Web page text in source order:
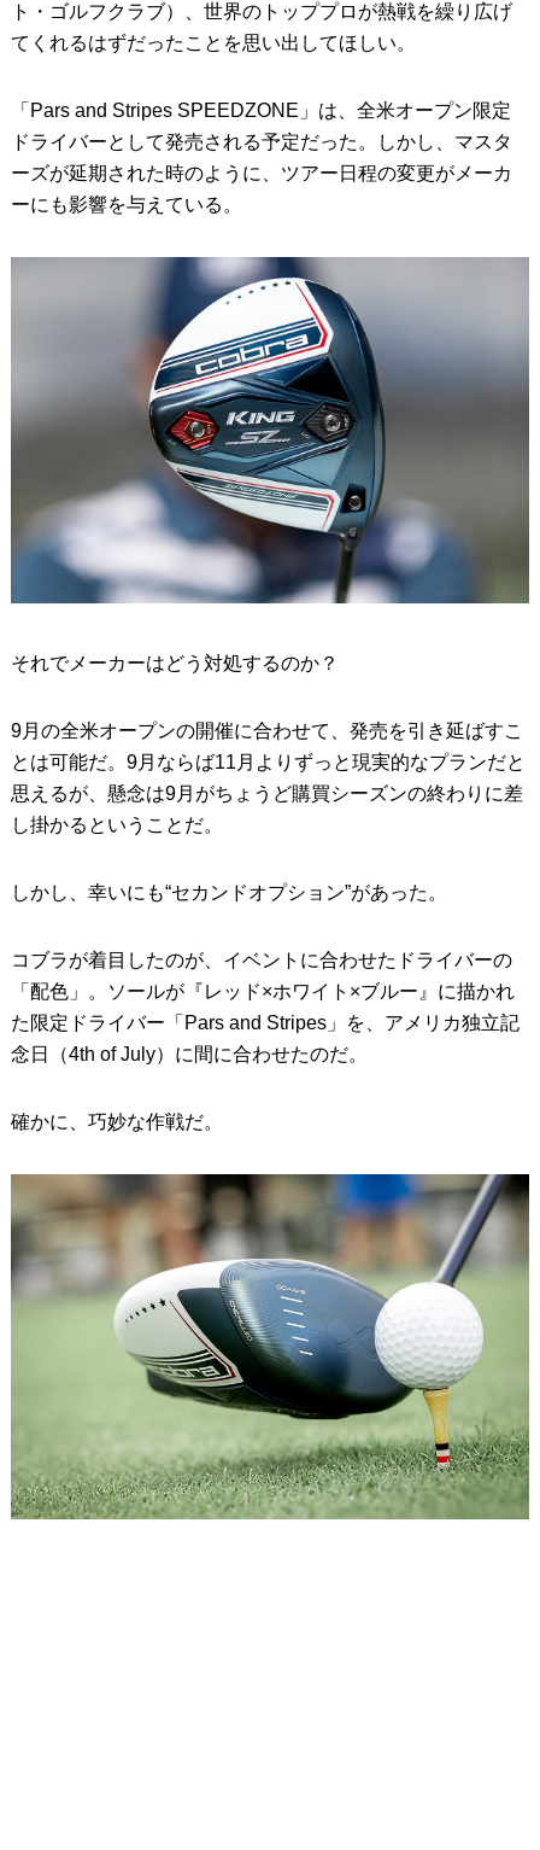
ト・ゴルフクラブ）、世界のトッププロが熱戦を繰り広げ
てくれるはずだったことを思い出してほしい。
「Pars and Stripes SPEEDZONE」は、全米オープン限定
ドライバーとして発売される予定だった。しかし、マスタ
ーズが延期された時のように、ツアー日程の変更がメーカ
ーにも影響を与えている。
それでメーカーはどう対処するのか？
9月の全米オープンの開催に合わせて、発売を引き延ばすこ
とは可能だ。9月ならば11月よりずっと現実的なプランだと
思えるが、懸念は9月がちょうど購買シーズンの終わりに差
し掛かるということだ。
しかし、幸いにも“セカンドオプション”があった。
コブラが着目したのが、イベントに合わせたドライバーの
「配色」。ソールが『レッド×ホワイト×ブルー』に描かれ
た限定ドライバー「Pars and Stripes」を、アメリカ独立記
念日（4th of July）に間に合わせたのだ。
確かに、巧妙な作戦だ。